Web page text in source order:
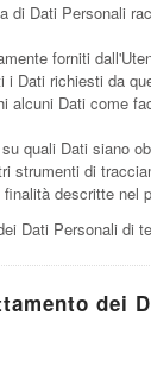
di Dati Personali
forniti
Dati richiesti da
alcuni Dati come
quali Dati siano
strumenti di
descritte nel
Dati Personali di
dei